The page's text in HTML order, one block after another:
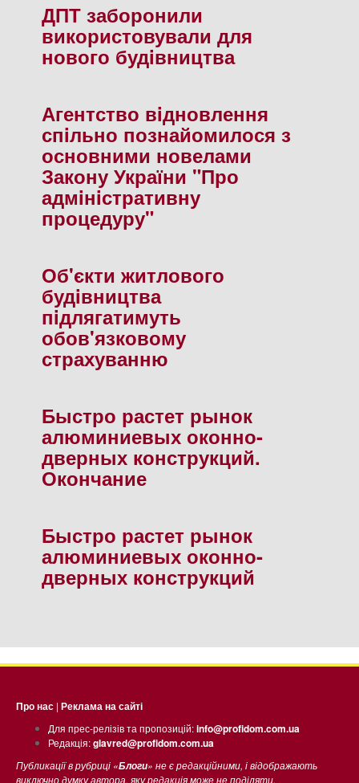
ДПТ заборонили
використовували для
нового будiвництва
Агентство вiдновлення
спiльно познайомилося з
основними новелами
Закону України "Про
адмiнiстративну
процедуру"
Об'єкти житлового
будiвництва
пiдлягатимуть
обов'язковому
страхуванню
Быстро растет рынок
алюминиевых оконно-
дверных конструкций.
Окончание
Быстро растет рынок
алюминиевых оконно-
дверных конструкций
Про нас | Реклама на сайті
Для прес-релізів та пропозицій:info@profidom.com.ua
Редакція:glavred@profidom.com.ua
Публикації в рубриці «Блоги» не є редакційними, і відображають
виключно думку автора, яку редакція може не поділяти.